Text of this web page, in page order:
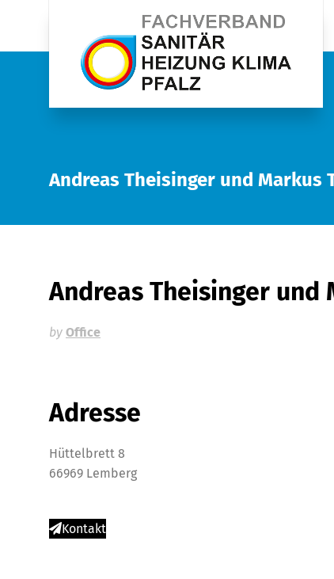
Andreas Theisinger und Markus
Andreas Theisinger und
by Office
Adresse
Hüttelbrett 8
66969 Lemberg
Kontakt